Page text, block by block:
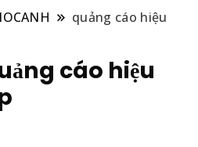
quảng cáo hiệu
cáo hiệu